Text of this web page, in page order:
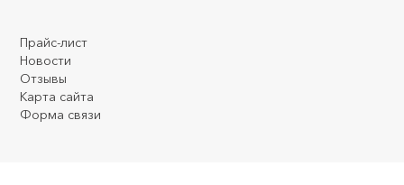
Прайс-лист
Новости
Отзывы
Карта сайта
Форма связи